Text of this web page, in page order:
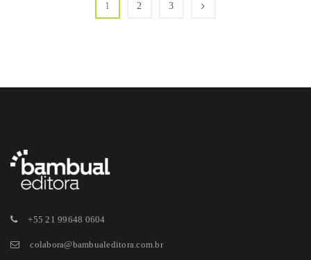
1 2 3
+55 21 99648 0604
colabora@bambualeditora.com.br